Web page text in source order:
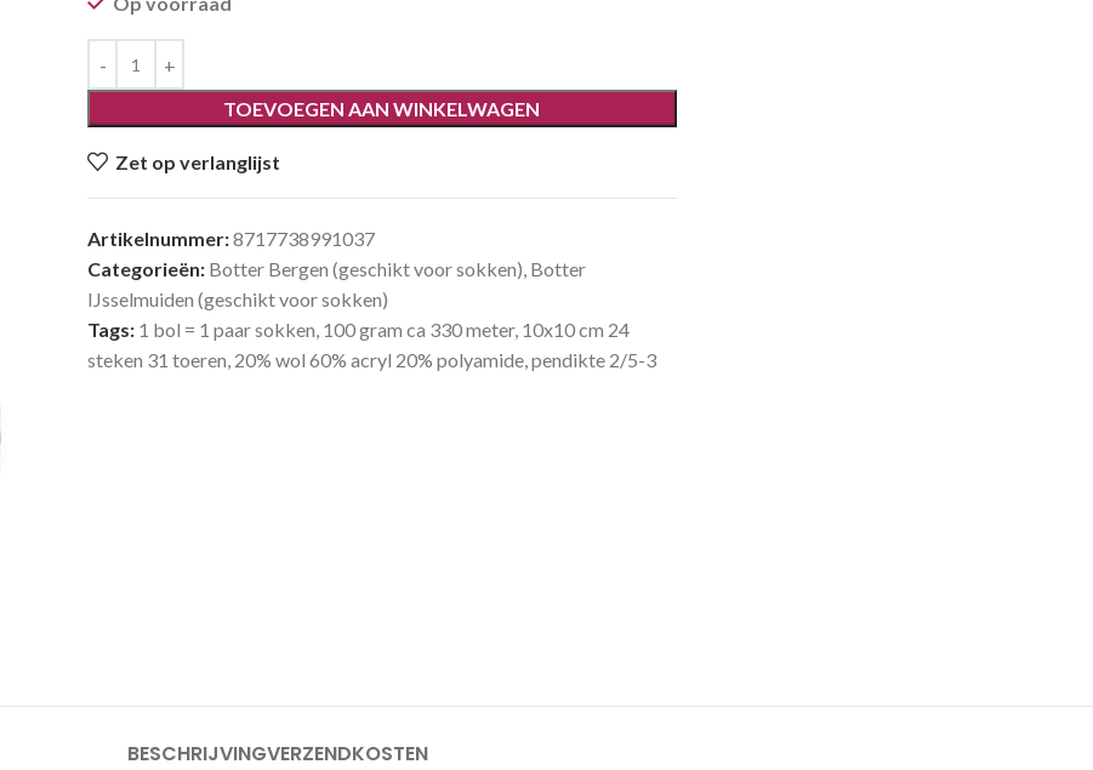
TOEVOEGEN AAN WINKELWAGEN
Zet op verlanglijst
Artikelnummer:8717738991037
Categorieën: Botter Bergen (geschikt voor sokken), Botter
IJsselmuiden (geschikt voor sokken)
Tags: 1 bol = 1 paar sokken, 100 gram ca 330 meter, 10x10 cm 24
steken 31 toeren, 20% wol 60% acryl 20% polyamide,pendikte 2/5-3
BESCHRIJVINGVERZENDKOSTEN